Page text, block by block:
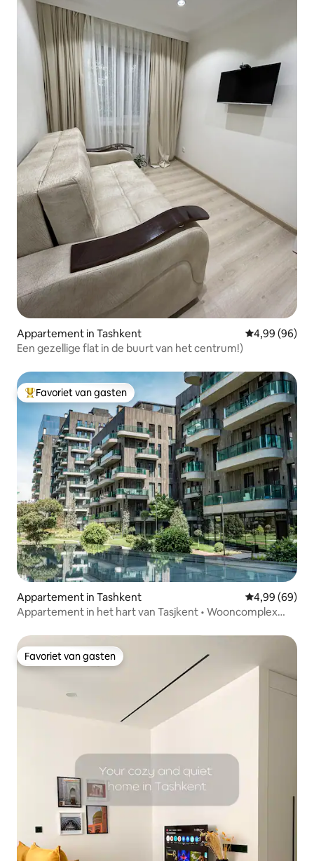
Appartement in Tashkent Gemiddelde
4,99 (96)
Een gezellige flat in de buurt van het centrum!)
Topfavoriet van gasten
Favoriet van gasten
Appartement in Tashkent Gemiddelde
4,99 (69)
Appartement in het hart van Tasjkent • Wooncomplex
Favoriet van gasten
Favoriet van gasten